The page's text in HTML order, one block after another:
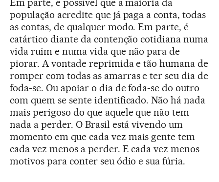
Em parte, é possível que a maioria da
população acredite que já paga a conta, todas
as contas, de qualquer modo. Em parte, é
catártico diante da contenção cotidiana numa
vida ruim e numa vida que não para de
piorar. A vontade reprimida e tão humana de
romper com todas as amarras e ter seu dia de
foda-se. Ou apoiar o dia de foda-se do outro
com quem se sente identificado. Não há nada
mais perigoso do que aquele que não tem
nada a perder. O Brasil está vivendo um
momento em que cada vez mais gente tem
cada vez menos a perder. E cada vez menos
motivos para conter seu ódio e sua fúria.